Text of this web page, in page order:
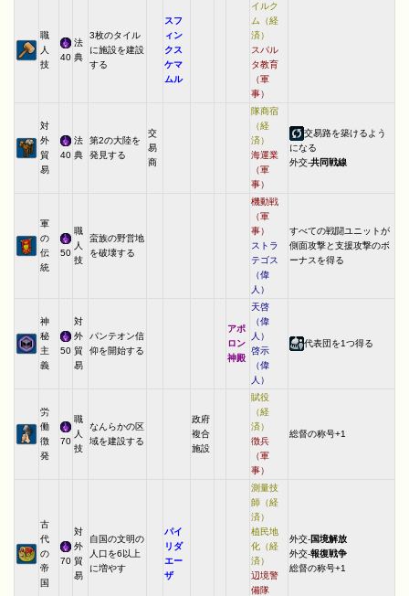
職
人
技
40
法
典
3枚のタイル
に施設を建設
する
スフ
ィン
クス
ケマ
ムル
イルク
ム（経
済）
スパル
タ教育
（軍
事）
対
外
貿
易
40
法
典
第2の大陸を
発見する
交
易
商
隊商宿
（経
済）
海運業
（軍
事）
交易路を築けるよう
になる
外交-共同戦線
軍
の
伝
統
50
職
人
技
蛮族の野営地
を破壊する
機動戦
（軍
事）
ストラ
テゴス
（偉
人）
すべての戦闘ユニットが
側面攻撃と支援攻撃のボ
ーナスを得る
神
秘
主
義
50
対
外
貿
易
パンテオン信
仰を開始する
アポ
ロン
神殿
天啓
（偉
人）
啓示
（偉
人）
代表団を1つ得る
労
働
徴
発
70
職
人
技
なんらかの区
域を建設する
政府
複合
施設
賦役
（経
済）
徴兵
（軍
事）
総督の称号+1
古
代
の
帝
国
70
対
外
貿
易
自国の文明の
人口を6以上
に増やす
パイ
リダ
エー
ザ
測量技
師（経
済）
植民地
化（経
済）
辺境警
備隊
外交-国境解放
外交-報復戦争
総督の称号+1